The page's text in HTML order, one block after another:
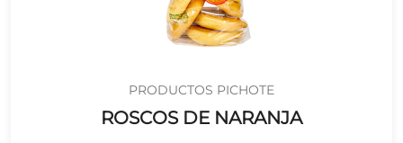
PRODUCTOS PICHOTE
ROSCOS DE NARANJA